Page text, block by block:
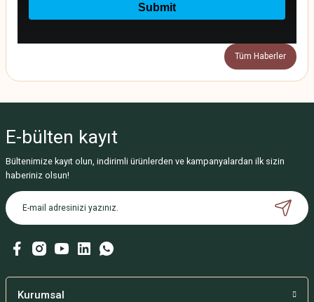
Tüm Haberler
E-bülten kayıt
Bültenimize kayıt olun, indirimli ürünlerden ve kampanyalardan ilk sizin
haberiniz olsun!
Kurumsal